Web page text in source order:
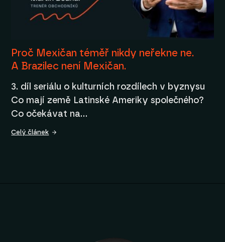
Proč Mexičan téměř nikdy neřekne ne.
A Brazilec není Mexičan.
3. díl seriálu o kulturních rozdílech v byznysu
Co mají země Latinské Ameriky společného?
Co očekávat na…
Celý článek